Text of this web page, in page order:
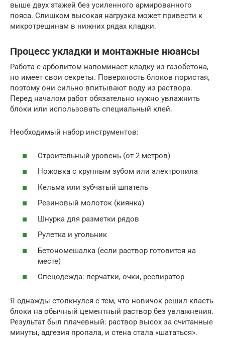
выше двух этажей без усиленного армированного
пояса. Слишком высокая нагрузка может привести к
микротрещинам в нижних рядах кладки.
Процесс укладки и монтажные нюансы
Работа с арболитом напоминает кладку из газобетона,
но имеет свои секреты. Поверхность блоков пористая,
поэтому они сильно впитывают воду из раствора.
Перед началом работ обязательно нужно увлажнить
блоки или использовать специальный клей.
Необходимый набор инструментов:
Строительный уровень (от 2 метров)
Ножовка с крупным зубом или электропила
Кельма или зубчатый шпатель
Резиновый молоток (киянка)
Шнурка для разметки рядов
Рулетка и угольник
Бетономешалка (если раствор готовится на
месте)
Спецодежда: перчатки, очки, респиратор
Я однажды столкнулся с тем, что новичок решил класть
блоки на обычный цементный раствор без увлажнения.
Результат был плачевный: раствор высох за считанные
минуты, адгезия пропала, и стена стала «шататься».